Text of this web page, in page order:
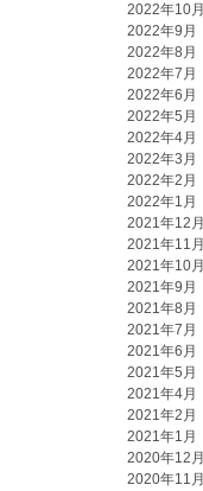
2022年10月
2022年9月
2022年8月
2022年7月
2022年6月
2022年5月
2022年4月
2022年3月
2022年2月
2022年1月
2021年12月
2021年11月
2021年10月
2021年9月
2021年8月
2021年7月
2021年6月
2021年5月
2021年4月
2021年2月
2021年1月
2020年12月
2020年11月